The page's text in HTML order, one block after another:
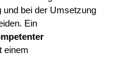
und bei der Umsetzung
Ein
einem